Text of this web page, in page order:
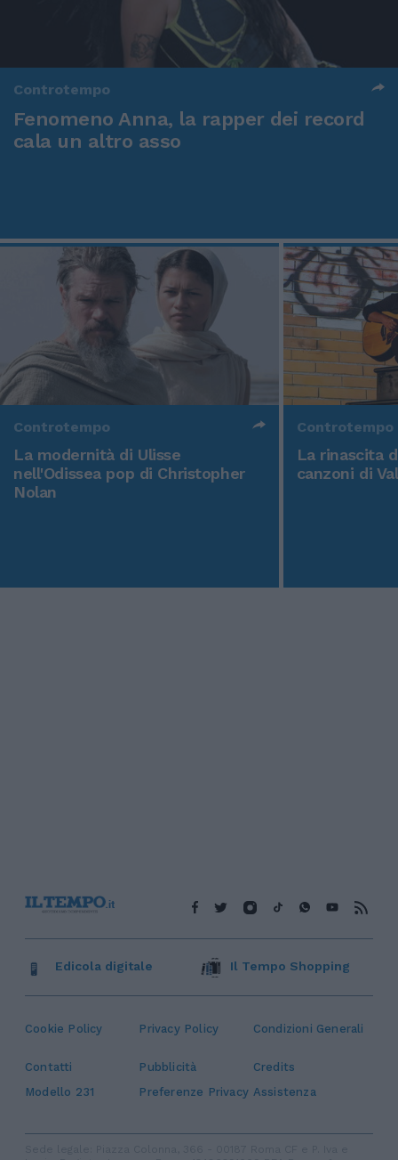
Controtempo
Fenomeno Anna, la rapper dei record
cala un altro asso
Controtempo
La modernità di Ulisse
nell'Odissea pop di Christopher
Nolan
Controtempo
La rinascita
canzoni di
Cookie Policy Privacy Policy Condizioni Generali
Contatti Pubblicità
Credits
Modello 231
Preferenze Privacy Assistenza
Edicola digitale Il Tempo Shopping